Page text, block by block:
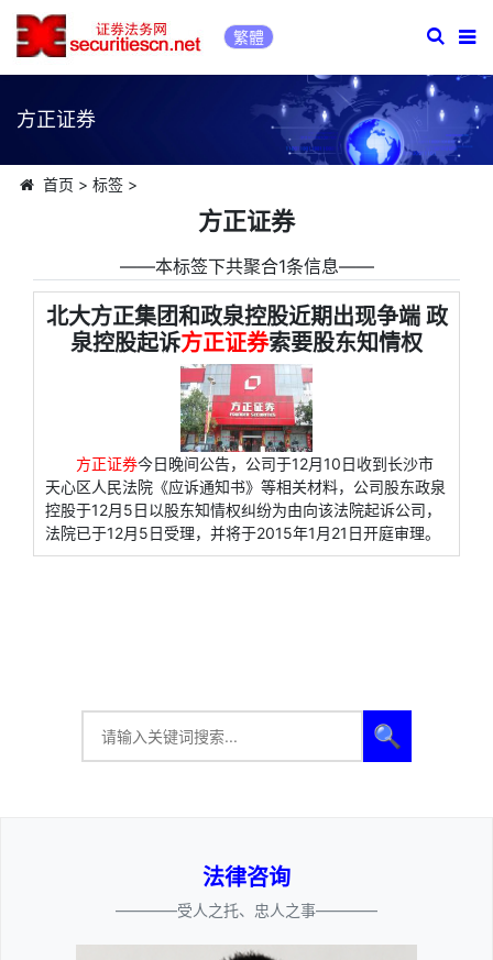
繁體
方正证券
首页 > 标签>
方正证券
――本标签下共聚合1条信息――
北大方正集团和政泉控股近期出现争端 政
泉控股起诉方正证券索要股东知情权
方正证券今日晚间公告，公司于12月10日收到长沙市
天心区人民法院《应诉通知书》等相关材料，公司股东政泉
控股于12月5日以股东知情权纠纷为由向该法院起诉公司，
法院已于12月5日受理，并将于2015年1月21日开庭审理。
🔍
法律咨询
————受人之托、忠人之事————